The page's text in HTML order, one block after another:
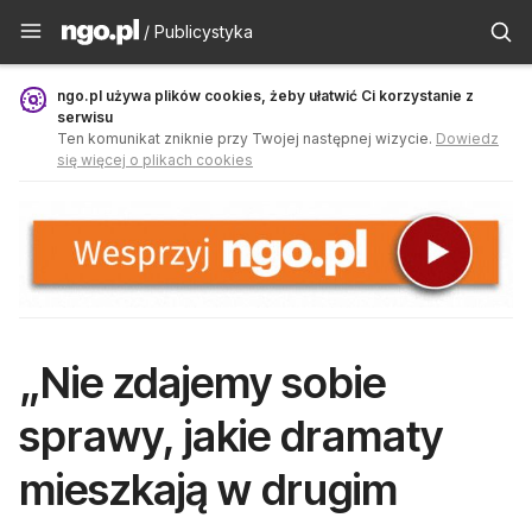
Publicystyka - ngo.pl
/ Publicystyka
ngo.pl używa plików cookies, żeby ułatwić Ci korzystanie z
serwisu
Ten komunikat zniknie przy Twojej następnej wizycie. Dowiedz
się więcej o plikach cookies
„Nie zdajemy sobie
sprawy, jakie dramaty
mieszkają w drugim